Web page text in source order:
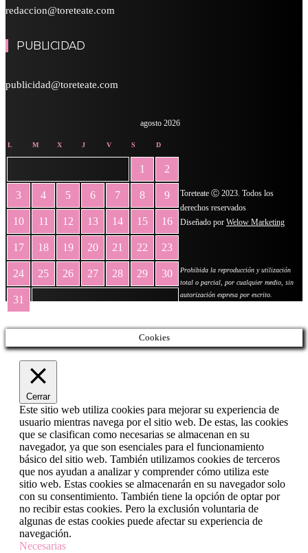
redaccion@toreteate.com
PUBLICIDAD
publicidad@toreteate.com
agosto 2026
L M X J V S D
1 2
3 4 5 6 7 8 9
10 11 12 13 14 15 16
17 18 19 20 21 22 23
24 25 26 27 28 29 30
31
Toreteate Ⓒ 2023. Todos los
derechos reservados
Diseñado por Welow Marketing
Prohibida la reproducción y utilización
total o parcial, por cualquier medio, sin
autorización expresa por escrito.
Cookies
Cerrar
Este sitio web utiliza cookies para mejorar su experiencia de
usuario mientras navega por el sitio web. De estas, las cookies
que se clasifican como necesarias se almacenan en su
navegador, ya que son esenciales para el funcionamiento
básico del sitio web. También utilizamos cookies de terceros
que nos ayudan a analizar y comprender cómo utiliza este
sitio web. Estas cookies se almacenarán en su navegador solo
con su consentimiento. También tiene la opción de optar por
no recibir estas cookies. Pero la exclusión voluntaria de
algunas de estas cookies puede afectar su experiencia de
navegación.
Necesarias